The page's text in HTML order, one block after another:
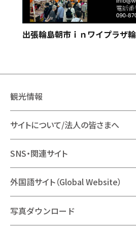
出張輪島朝市ｉｎワイプラザ
観光情報
サイトについて/法人の皆さまへ
SNS・関連サイト
外国語サイト（Global Website）
写真ダウンロード